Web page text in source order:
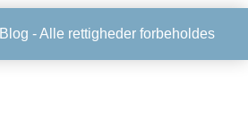
Blog - Alle rettigheder forbeholdes